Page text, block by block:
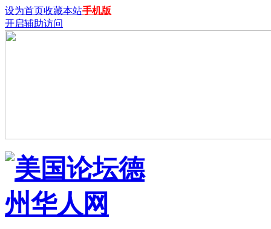
设为首页收藏本站手机版
开启辅助访问